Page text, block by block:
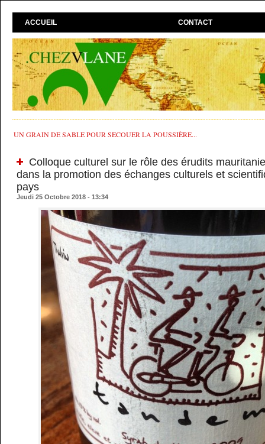
ACCUEIL CONTACT
UN GRAIN DE SABLE POUR SECOUER LA POUSSIÈRE...
Colloque culturel sur le rôle des érudits
dans la promotion des échanges culturels et
pays
Jeudi 25 Octobre 2018 - 13:34